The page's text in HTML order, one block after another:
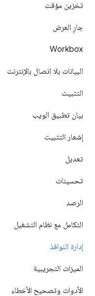
تخزين مؤقت
جارٍ العرض
Workbox
البيانات بلا اتصال بالإنترنت
التثبيت
بيان تطبيق الويب
إشعار التثبيت
تعديل
تحسينات
الرصد
التكامل مع نظام التشغيل
إدارة النوافذ
الميزات التجريبية
الأدوات وتصحيح الأخطاء